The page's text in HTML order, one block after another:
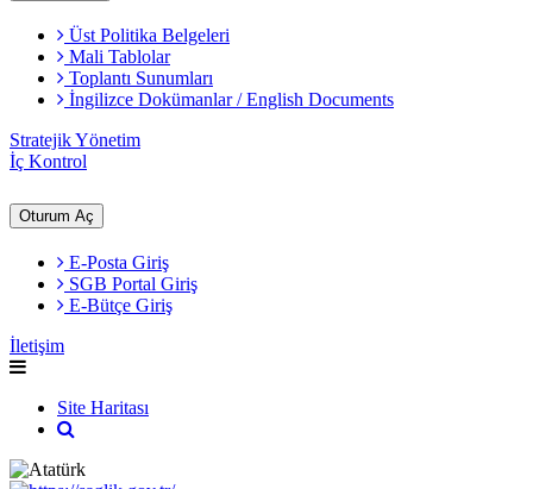
Üst Politika Belgeleri
Mali Tablolar
Toplantı Sunumları
İngilizce Dokümanlar / English Documents
Stratejik Yönetim
İç Kontrol
Oturum Aç
E-Posta Giriş
SGB Portal Giriş
E-Bütçe Giriş
İletişim
Site Haritası